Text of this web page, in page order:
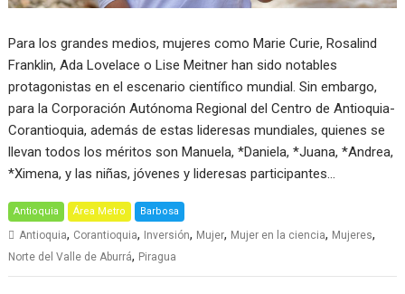
Para los grandes medios, mujeres como Marie Curie, Rosalind
Franklin, Ada Lovelace o Lise Meitner han sido notables
protagonistas en el escenario científico mundial. Sin embargo,
para la Corporación Autónoma Regional del Centro de Antioquia-
Corantioquia, además de estas lideresas mundiales, quienes se
llevan todos los méritos son Manuela, *Daniela, *Juana, *Andrea,
*Ximena, y las niñas, jóvenes y lideresas participantes…
Antioquia Área Metro Barbosa
Antioquia, Corantioquia, Inversión, Mujer, Mujer en la ciencia, Mujeres,
Norte del Valle de Aburrá, Piragua